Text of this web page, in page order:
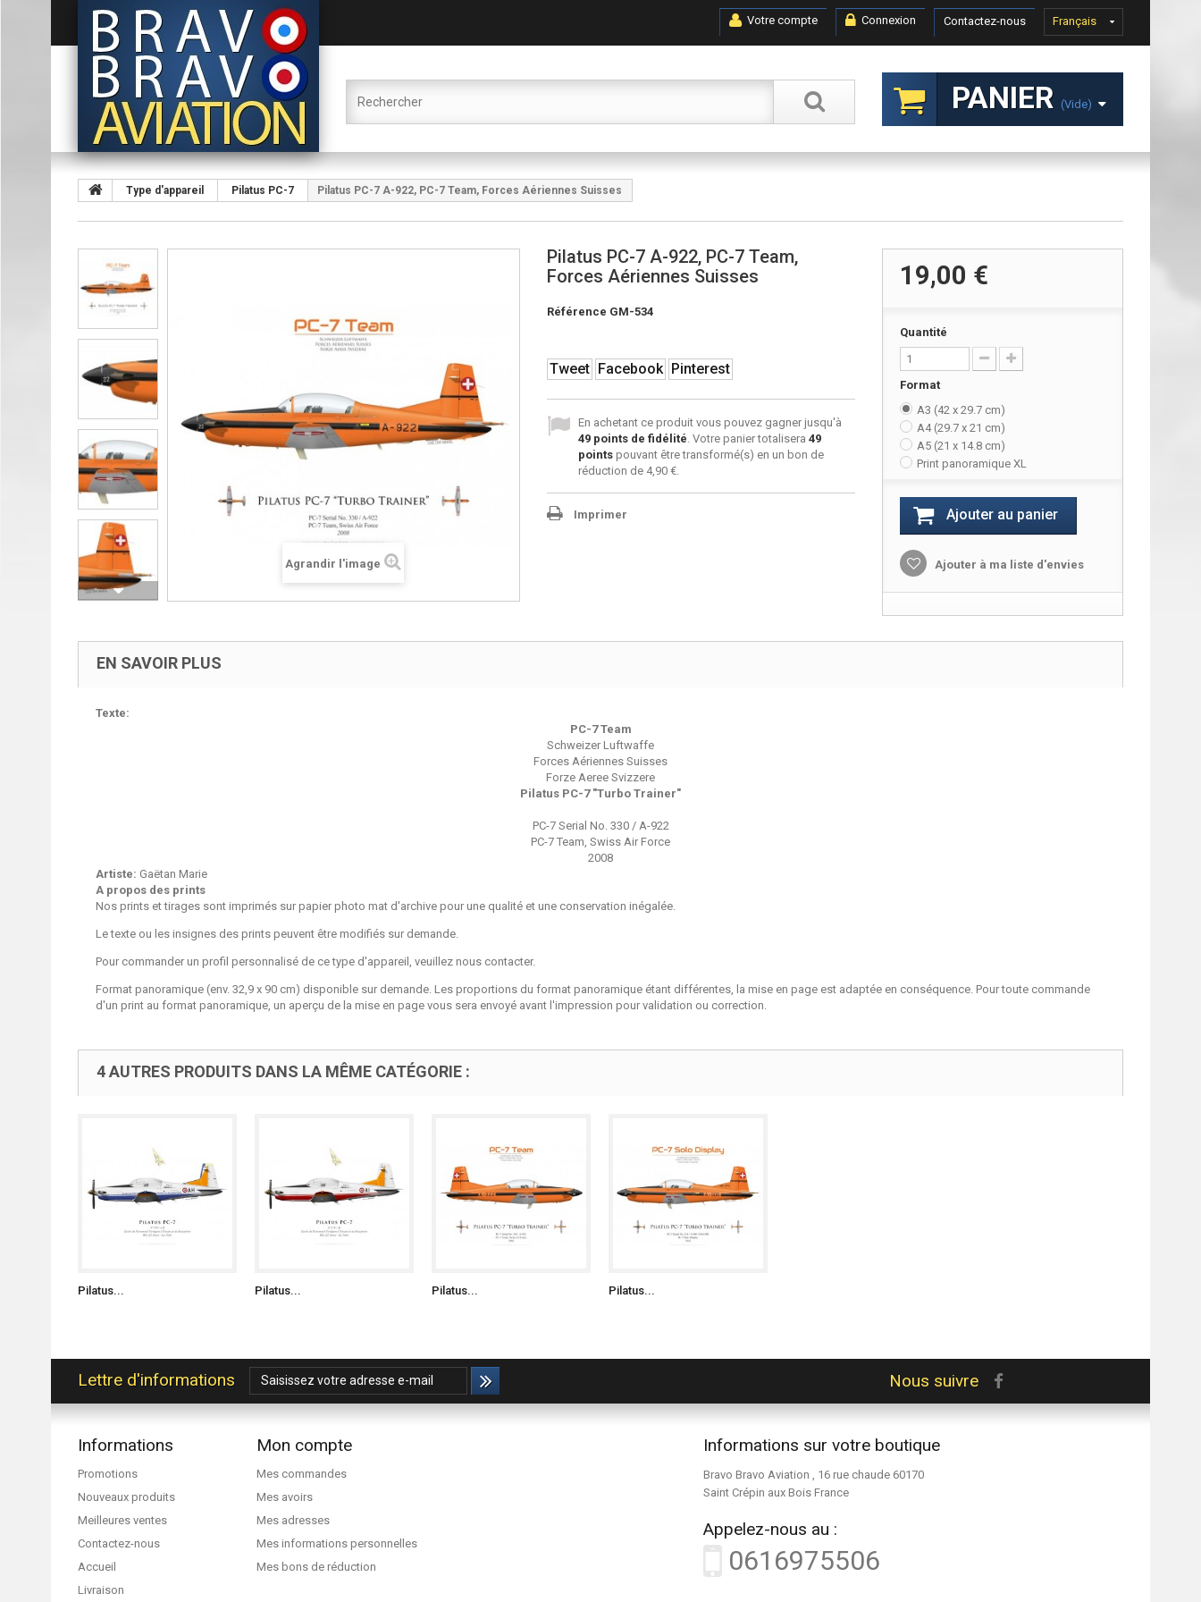
Français
Contactez-nous
Connexion
Votre compte
PANIER (vide)
Type d'appareil Pilatus PC-7 Pilatus PC-7 A-922, PC-7 Team, Forces Aériennes Suisses
Agrandir l'image
Pilatus PC-7 A-922, PC-7 Team,
Forces Aériennes Suisses
Référence GM-534
Tweet Facebook Pinterest
En achetant ce produit vous pouvez gagner jusqu'à
49points de fidélité. Votre panier totalisera 49
pointspouvant être transformé(s) en un bon de
réduction de 4,90 €.
Imprimer
19,00 €
Quantité
Format
A3 (42 x 29.7 cm)
A4 (29.7 x 21 cm)
A5 (21 x 14.8 cm)
Print panoramique XL
Ajouter au panier
Ajouter à ma liste d'envies
EN SAVOIR PLUS
Texte:
PC-7 Team
Schweizer Luftwaffe
Forces Aériennes Suisses
Forze Aeree Svizzere
Pilatus PC-7 "Turbo Trainer"
PC-7 Serial No. 330 / A-922
PC-7 Team, Swiss Air Force
2008
Artiste: Gaëtan Marie
A propos des prints
Nos prints et tirages sont imprimés sur papier photo mat d'archive pour une qualité et une conservation inégalée.
Le texte ou les insignes des prints peuvent être modifiés sur demande.
Pour commander un profil personnalisé de ce type d'appareil, veuillez nous contacter.
Format panoramique (env. 32,9 x 90 cm) disponible sur demande. Les proportions du format panoramique étant différentes, la mise en page est adaptée en conséquence. Pour toute commande
d'un print au format panoramique, un aperçu de la mise en page vous sera envoyé avant l'impression pour validation ou correction.
4 AUTRES PRODUITS DANS LA MÊME CATÉGORIE :
Pilatus... Pilatus... Pilatus... Pilatus...
Lettre d'informations Nous suivre
Informations
Promotions
Nouveaux produits
Meilleures ventes
Contactez-nous
Accueil
Livraison
Mon compte
Mes commandes
Mes avoirs
Mes adresses
Mes informations personnelles
Mes bons de réduction
Informations sur votre boutique
Bravo Bravo Aviation , 16 rue chaude 60170
Saint Crépin aux Bois France
Appelez-nous au :
0616975506